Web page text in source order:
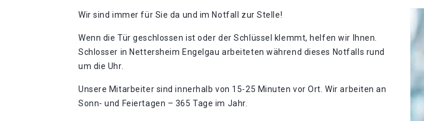
Wir sind immer für Sie da und im Notfall zur Stelle!
Wenn die Tür geschlossen ist oder der Schlüssel klemmt, helfen wir Ihnen.
Schlosser in Nettersheim Engelgau arbeiteten während dieses Notfalls rund
um die Uhr.
Unsere Mitarbeiter sind innerhalb von 15-25 Minuten vor Ort. Wir arbeiten an
Sonn- und Feiertagen – 365 Tage im Jahr.